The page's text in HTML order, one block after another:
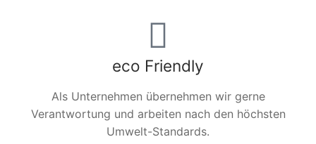
eco Friendly
Als Unternehmen übernehmen wir gerne
Verantwortung und arbeiten nach den höchsten
Umwelt-Standards.